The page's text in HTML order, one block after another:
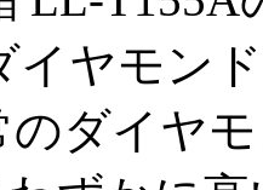
イヤモン
のダイヤ